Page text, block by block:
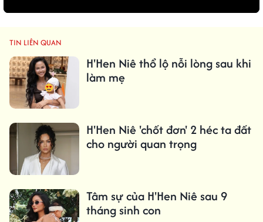
TIN LIÊN QUAN
H'Hen Niê thổ lộ nỗi lòng sau khi
làm mẹ
H'Hen Niê 'chốt đơn' 2 héc ta đất
cho người quan trọng
Tâm sự của H'Hen Niê sau 9
tháng sinh con